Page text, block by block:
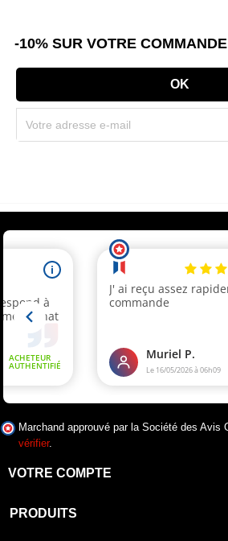
-10% SUR VOTRE
Marchand approuvé par la Société des Avis
vérifier.
VOTRE COMPTE
PRODUITS